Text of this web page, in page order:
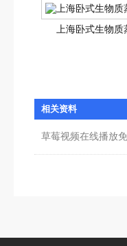
上海卧式生物质
相关资料
草莓视频在线播放